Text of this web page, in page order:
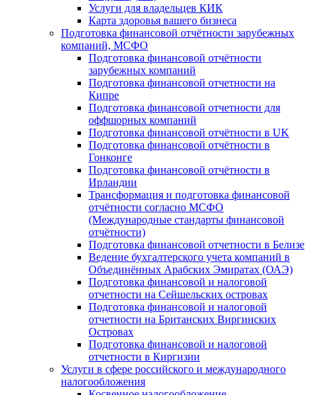
Услуги для владельцев КИК
Карта здоровья вашего бизнеса
Подготовка финансовой отчётности зарубежных
компаний, МСФО
Подготовка финансовой отчётности
зарубежных компаний
Подготовка финансовой отчетности на
Кипре
Подготовка финансовой отчетности для
оффшорных компаний
Подготовка финансовой отчётности в UK
Подготовка финансовой отчётности в
Гонконге
Подготовка финансовой отчётности в
Ирландии
Трансформация и подготовка финансовой
отчётности согласно МСФО
(Международные стандарты финансовой
отчётности)
Подготовка финансовой отчетности в Белизе
Ведение бухгалтерского учета компаний в
Объединённых Арабских Эмиратах (ОАЭ)
Подготовка финансовой и налоговой
отчетности на Сейшельских островах
Подготовка финансовой и налоговой
отчетности на Британских Виргинских
Островах
Подготовка финансовой и налоговой
отчетности в Киргизии
Услуги в сфере российского и международного
налогообложения